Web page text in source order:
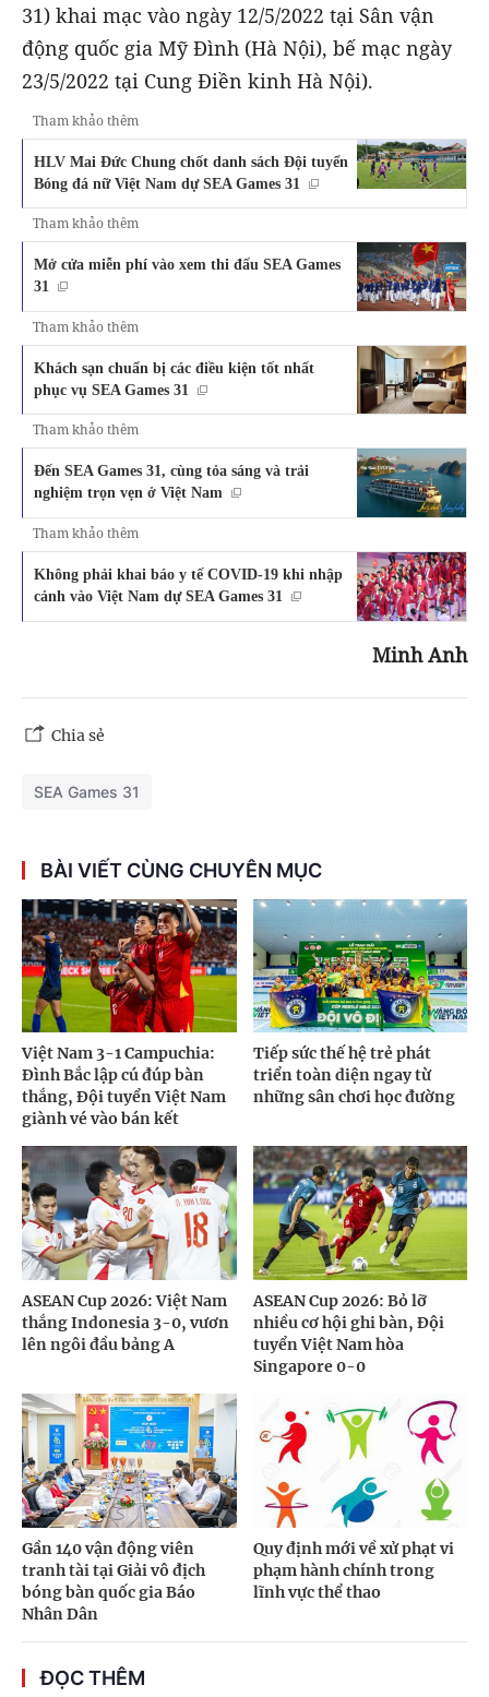
31) khai mạc vào ngày 12/5/2022 tại Sân vận
động quốc gia Mỹ Đình (Hà Nội), bế mạc ngày
23/5/2022 tại Cung Điền kinh Hà Nội).
Tham khảo thêm
HLV Mai Đức Chung chốt danh sách Đội tuyển
Bóng đá nữ Việt Nam dự SEA Games 31
Tham khảo thêm
Mở cửa miễn phí vào xem thi đấu SEA Games
31
Tham khảo thêm
Khách sạn chuẩn bị các điều kiện tốt nhất
phục vụ SEA Games 31
Tham khảo thêm
Đến SEA Games 31, cùng tỏa sáng và trải
nghiệm trọn vẹn ở Việt Nam
Tham khảo thêm
Không phải khai báo y tế COVID-19 khi nhập
cảnh vào Việt Nam dự SEA Games 31
Minh Anh
Chia sẻ
SEA Games 31
BÀI VIẾT CÙNG CHUYÊN MỤC
Việt Nam 3-1 Campuchia:
Đình Bắc lập cú đúp bàn
thắng, Đội tuyển Việt Nam
giành vé vào bán kết
Tiếp sức thế hệ trẻ phát
triển toàn diện ngay từ
những sân chơi học đường
ASEAN Cup 2026: Việt Nam
thắng Indonesia 3-0, vươn
lên ngôi đầu bảng A
ASEAN Cup 2026: Bỏ lỡ
nhiều cơ hội ghi bàn, Đội
tuyển Việt Nam hòa
Singapore 0-0
Gần 140 vận động viên
tranh tài tại Giải vô địch
bóng bàn quốc gia Báo
Nhân Dân
Quy định mới về xử phạt vi
phạm hành chính trong
lĩnh vực thể thao
ĐỌC THÊM